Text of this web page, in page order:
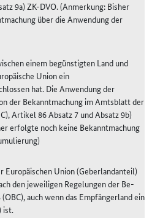
9a) ZK-DVO. (Anmerkung: Bisher
über die Anwendung der
einem begünstigten Land und
Union ein
hat. Die Anwendung der
der Bekanntmachung im Amtsblatt der
Artikel 86 Absatz 7 und Absatz 9b)
erfolgte noch keine Bekanntmachung
Europäischen Union (Geberlandanteil)
den jeweiligen Regelungen der Be-
auch wenn das Empfängerland ein
ist.